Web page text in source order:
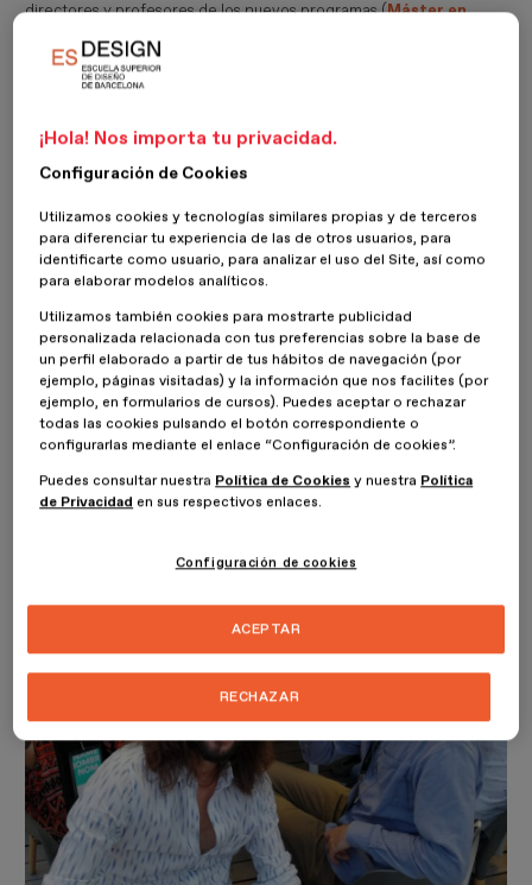
directores y profesores de los nuevos programas (Máster en
Diseño de Moda), compartir los resultados y los próximos
objetivos.
Al terminar la conferencia invitamos a los profesores a realizar una
actividad grupal de vinos y cata dirigida por el especialista en
cultura de vinosDavid de Yzaguirre
Agradecemos vuestro trabajo, implicación y colaboración!
¡Hola! Nos importa tu privacidad.
Configuración de Cookies
Utilizamos cookies y tecnologías similares propias y de terceros
para diferenciar tu experiencia de las de otros usuarios, para
identificarte como usuario, para analizar el uso del Site, así como
para elaborar modelos analíticos.
Utilizamos también cookies para mostrarte publicidad
personalizada relacionada con tus preferencias sobre la base de
un perfil elaborado a partir de tus hábitos de navegación (por
ejemplo, páginas visitadas) y la información que nos facilites (por
ejemplo, en formularios de cursos). Puedes aceptar o rechazar
todas las cookies pulsando el botón correspondiente o
configurarlas mediante el enlace “Configuración de cookies”.
Puedes consultar nuestra Política de Cookies y nuestra Política
de Privacidad en sus respectivos enlaces.
Configuración de cookies
RECHAZAR
ACEPTAR